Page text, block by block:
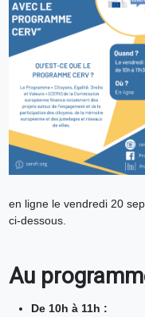
en ligne le vendredi 20
ci-dessous.
Au
De 10h à 11h :